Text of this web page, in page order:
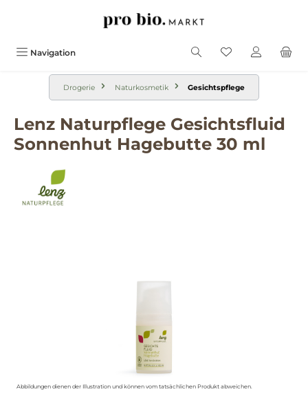
Navigation
Drogerie Naturkosmetik Gesichtspflege
Lenz Naturpflege Gesichtsfluid
Sonnenhut Hagebutte 30 ml
Abbildungen dienen der Illustration und können vom tatsächlichen Produkt abweichen.